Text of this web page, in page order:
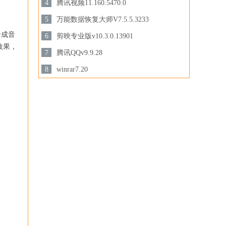
音
，
下载
4
腾讯视频11.160.5470.0
158.47 MB /
5
万能数据恢复大师V7.5.5.3233
3.28MB /
6
剪映专业版v10.3.0.13901
694.78 MB /
下载
7
腾讯QQv9.9.28
201.87MB /
8
winrar7.20